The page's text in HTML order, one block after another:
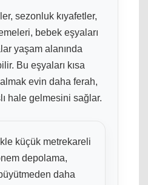
sezonluk kıyafetler,
bebek eşyaları
yaşam alanında
Bu eşyaları kısa
evin daha ferah,
hale gelmesini sağlar.
küçük metrekareli
depolama,
daha